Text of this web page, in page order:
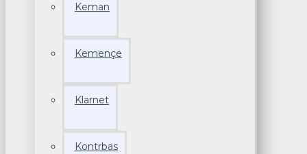
Keman
Kemençe
Klarnet
Kontrbas